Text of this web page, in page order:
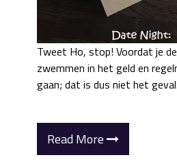
Tweet Ho, stop! Voordat je
zwemmen in het geld en
gaan; dat is dus niet het
Read More